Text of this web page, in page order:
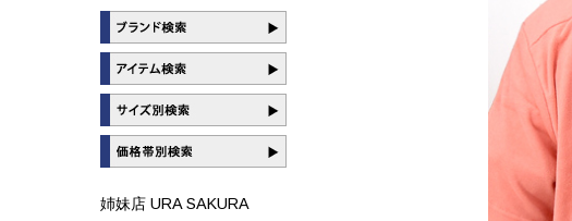
姉妹店 URA SAKURA